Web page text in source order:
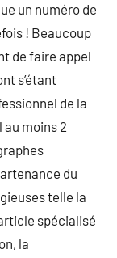
un numéro de
! Beaucoup
de faire appel
s’étant
de la
au moins 2
du
telle la
spécialisé
la